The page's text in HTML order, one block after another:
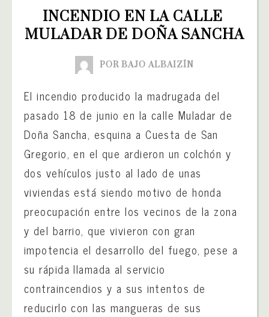
INCENDIO EN LA CALLE
MULADAR DE DOÑA SANCHA
POR BAJO ALBAIZÍN
El incendio producido la madrugada del
pasado 18 de junio en la calle Muladar de
Doña Sancha, esquina a Cuesta de San
Gregorio, en el que ardieron un colchón y
dos vehículos justo al lado de unas
viviendas está siendo motivo de honda
preocupación entre los vecinos de la zona
y del barrio, que vivieron con gran
impotencia el desarrollo del fuego, pese a
su rápida llamada al servicio
contraincendios y a sus intentos de
reducirlo con las mangueras de sus